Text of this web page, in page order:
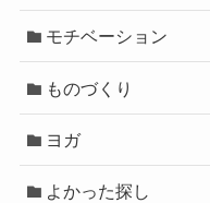
モチベーション
ものづくり
ヨガ
よかった探し